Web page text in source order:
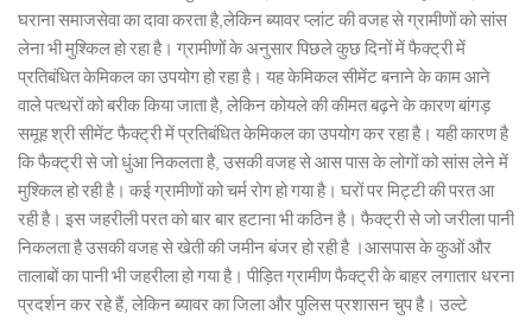
घराना समाजसेवा का दावा करता है,लेकिन ब्यावर प्लांट की वजह से ग्रामीणों को सांस
लेना भी मुश्किल हो रहा है। ग्रामीणों के अनुसार पिछले कुछ दिनों में फैक्ट्री में
प्रतिबंधित केमिकल का उपयोग हो रहा है। यह केमिकल सीमेंट बनाने के काम आने
वाले पत्थरों को बरीक किया जाता है, लेकिन कोयले की कीमत बढ़ने के कारण बांगड़
समूह श्री सीमेंट फैक्ट्री में प्रतिबंधित केमिकल का उपयोग कर रहा है। यही कारण है
कि फैक्ट्री से जो धुंआ निकलता है, उसकी वजह से आस पास के लोगों को सांस लेने में
मुश्किल हो रही है। कई ग्रामीणों को चर्म रोग हो गया है। घरों पर मिट्टी की परत आ
रही है। इस जहरीली परत को बार बार हटाना भी कठिन है। फैक्ट्री से जो जरीला पानी
निकलता है उसकी वजह से खेती की जमीन बंजर हो रही है ।आसपास के कुओं और
तालाबों का पानी भी जहरीला हो गया है। पीड़ित ग्रामीण फैक्ट्री के बाहर लगातार धरना
प्रदर्शन कर रहे हैं, लेकिन ब्यावर का जिला और पुलिस प्रशासन चुप है। उल्टे